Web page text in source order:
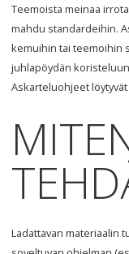
Teemoista meinaa
mahdu standardeihin.
kemuihin tai teemoihin
juhlapöydän
Askarteluohjeet
Ladattavan materiaalin